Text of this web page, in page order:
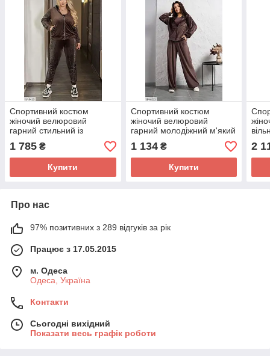
Спортивний костюм
жіночий велюровий
гарний стильний із
блискавці великих розмірів
1 785 ₴
Купити
Спортивний костюм
жіночий велюровий
гарний молодіжний м'який
на блискавці із широкими
штанами розміри 42-48
1 134₴
Купити
2
Про нас
97% позитивних з 289 відгуків за рік
Працює з 17.05.2015
м. Одеса
Одеса, Україна
Контакти
Сьогодні вихідний
Показати весь графік роботи